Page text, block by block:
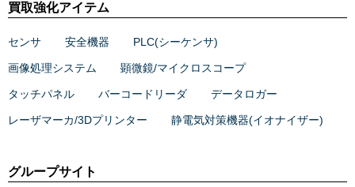
買取強化アイテム
センサ 安全機器 PLC(シーケンサ)
画像処理システム 顕微鏡/マイクロスコープ
タッチパネル バーコードリーダ データロガー
レーザマーカ/3Dプリンター 静電気対策機器(イオナイザー)
グループサイト